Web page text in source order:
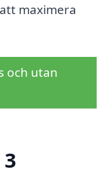
maximera
och utan